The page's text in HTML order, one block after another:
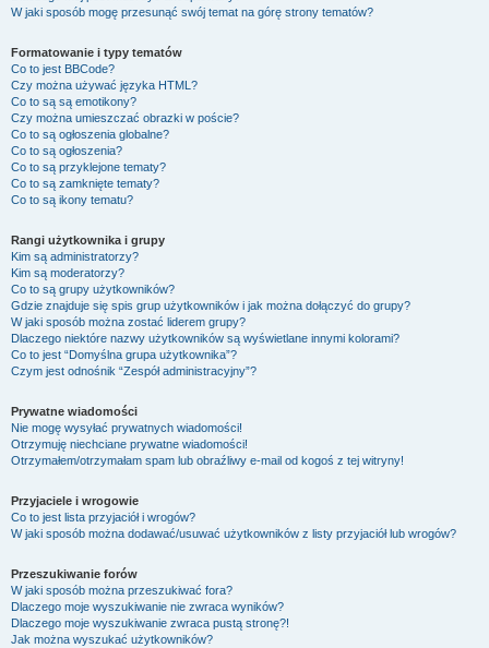
W jaki sposób mogę przesunąć swój temat na górę strony tematów?
Formatowanie i typy tematów
Co to jest BBCode?
Czy można używać języka HTML?
Co to są są emotikony?
Czy można umieszczać obrazki w poście?
Co to są ogłoszenia globalne?
Co to są ogłoszenia?
Co to są przyklejone tematy?
Co to są zamknięte tematy?
Co to są ikony tematu?
Rangi użytkownika i grupy
Kim są administratorzy?
Kim są moderatorzy?
Co to są grupy użytkowników?
Gdzie znajduje się spis grup użytkowników i jak można dołączyć do grupy?
W jaki sposób można zostać liderem grupy?
Dlaczego niektóre nazwy użytkowników są wyświetlane innymi kolorami?
Co to jest “Domyślna grupa użytkownika”?
Czym jest odnośnik “Zespół administracyjny”?
Prywatne wiadomości
Nie mogę wysyłać prywatnych wiadomości!
Otrzymuję niechciane prywatne wiadomości!
Otrzymałem/otrzymałam spam lub obraźliwy e-mail od kogoś z tej witryny!
Przyjaciele i wrogowie
Co to jest lista przyjaciół i wrogów?
W jaki sposób można dodawać/usuwać użytkowników z listy przyjaciół lub wrogów?
Przeszukiwanie forów
W jaki sposób można przeszukiwać fora?
Dlaczego moje wyszukiwanie nie zwraca wyników?
Dlaczego moje wyszukiwanie zwraca pustą stronę?!
Jak można wyszukać użytkowników?